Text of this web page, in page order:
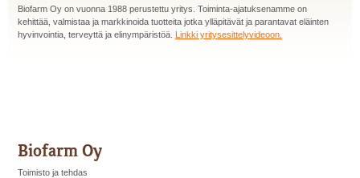
Biofarm Oy on vuonna 1988 perustettu yritys. Toiminta-ajatuksenamme on
kehittää, valmistaa ja markkinoida tuotteita jotka ylläpitävät ja parantavat eläinten
hyvinvointia, terveyttä ja elinympäristöä.
Linkki yritysesittelyvideoon.
Biofarm Oy
Toimisto ja tehdas